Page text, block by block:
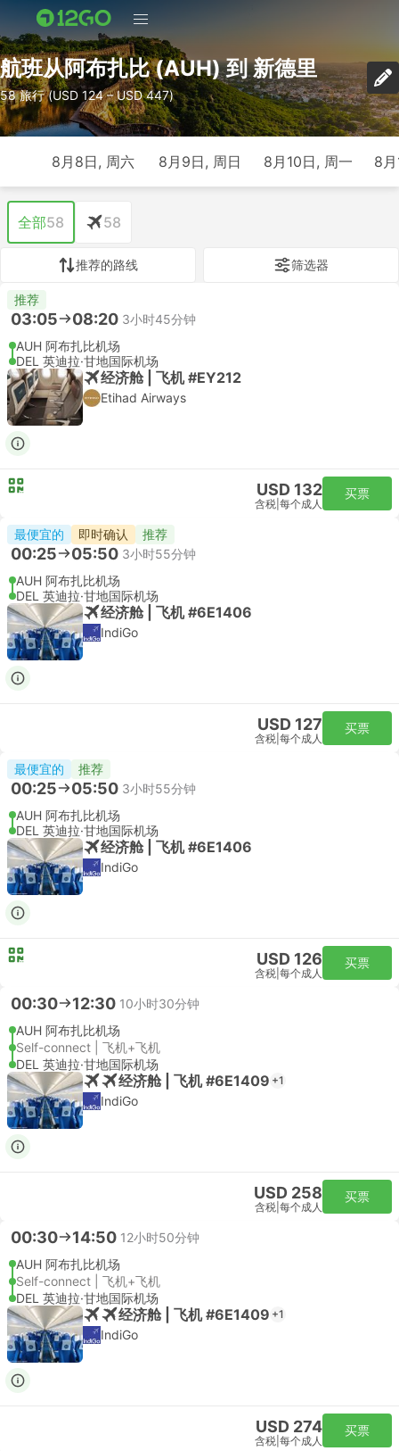
航班从阿布扎比 (AUH) 到 新德里
58 旅行 (USD 124 – USD 447)
8月8日, 周六 8月9日, 周日 8月10日, 周一 8
全部58 58
推荐的路线 筛选器
推荐
03:05 08:20 3小时45分钟
AUH 阿布扎比机场
DEL 英迪拉·甘地国际机场
经济舱 | 飞机 #EY212
Etihad Airways
USD 132
含税 每个成人
买票
最便宜的 即时确认 推荐
00:25 05:50 3小时55分钟
AUH 阿布扎比机场
DEL 英迪拉·甘地国际机场
经济舱 | 飞机 #6E1406
IndiGo
USD 127
含税 每个成人
买票
最便宜的 推荐
00:25 05:50 3小时55分钟
AUH 阿布扎比机场
DEL 英迪拉·甘地国际机场
经济舱 | 飞机 #6E1406
IndiGo
USD 126
含税 每个成人
买票
00:30 12:30 10小时30分钟
AUH 阿布扎比机场
Self-connect | 飞机+飞机
DEL 英迪拉·甘地国际机场
经济舱 | 飞机 #6E1409 +1
IndiGo
USD 258
含税 每个成人
买票
00:30 14:50 12小时50分钟
AUH 阿布扎比机场
Self-connect | 飞机+飞机
DEL 英迪拉·甘地国际机场
经济舱 | 飞机 #6E1409 +1
IndiGo
USD 274
含税 每个成人
买票